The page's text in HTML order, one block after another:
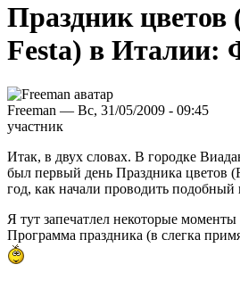
Праздник
Festa) в Италии:
Freeman — Вс, 31/05/2009 - 09:45
участник
Итак, в двух словах. В городке
был первый день Праздника цветов
год, как начали проводить подобный
Я тут запечатлел некоторые
Программа праздника (в слегка